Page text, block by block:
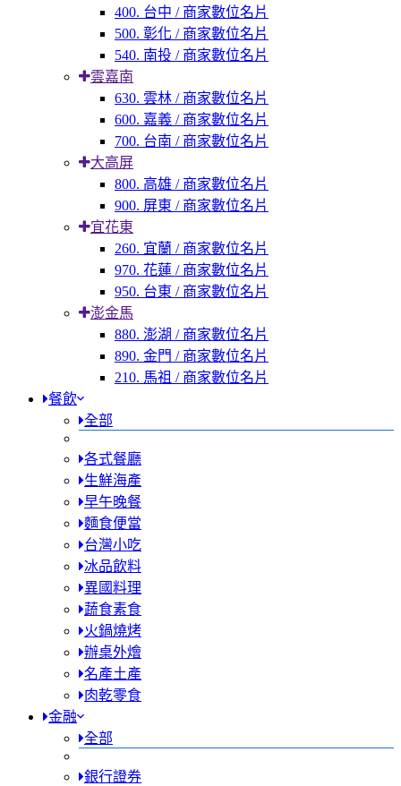
400. 台中 / 商家數位名片
500. 彰化 / 商家數位名片
540. 南投 / 商家數位名片
雲嘉南
630. 雲林 / 商家數位名片
600. 嘉義 / 商家數位名片
700. 台南 / 商家數位名片
大高屏
800. 高雄 / 商家數位名片
900. 屏東 / 商家數位名片
宜花東
260. 宜蘭 / 商家數位名片
970. 花蓮 / 商家數位名片
950. 台東 / 商家數位名片
澎金馬
880. 澎湖 / 商家數位名片
890. 金門 / 商家數位名片
210. 馬祖 / 商家數位名片
餐飲
全部
各式餐廳
生鮮海產
早午晚餐
麵食便當
台灣小吃
冰品飲料
異國料理
蔬食素食
火鍋燒烤
辦桌外燴
名產土產
肉乾零食
金融
全部
銀行證券